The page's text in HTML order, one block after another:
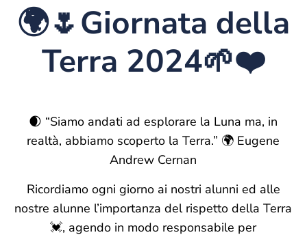
🌍🌷Giornata della
Terra 2024🌱❤️
🌒 “Siamo andati ad esplorare la Luna ma, in
realtà, abbiamo scoperto la Terra.” 🌍 Eugene
Andrew Cernan
Ricordiamo ogni giorno ai nostri alunni ed alle
nostre alunne l’importanza del rispetto della Terra
💓, agendo in modo responsabile per